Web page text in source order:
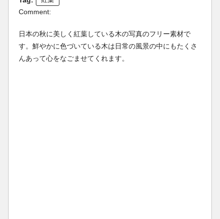
Comment:
日本の秋に美しく紅葉している木の写真のフリー素材で
す。鮮やかに色づいている木は日常の風景の中にもたくさ
んあって心をなごませてくれます。